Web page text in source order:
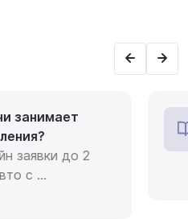
занимает
заявки до 2
с ...